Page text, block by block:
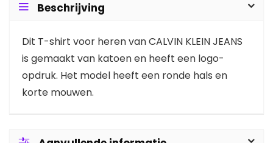
Beschrijving
Dit T-shirt voor heren van CALVIN KLEIN JEANS
is gemaakt van katoen en heeft een logo-
opdruk. Het model heeft een ronde hals en
korte mouwen.